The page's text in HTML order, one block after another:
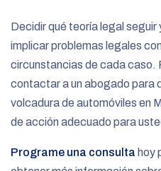
Decidir qué teoría legal seguir
implicar problemas legales
circunstancias de cada caso.
contactar a un abogado para
volcadura de automóviles en
de acción adecuado para
Programe una consulta hoy